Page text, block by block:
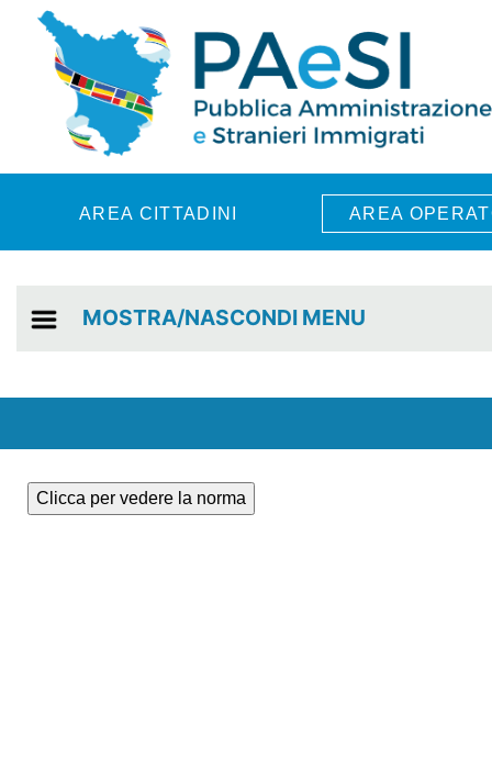
Skip to main content
AREA CITTADINI AREA
MOSTRA/NASCONDI MENU
Clicca per vedere la norma